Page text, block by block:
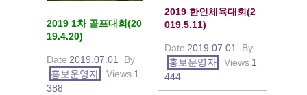
2019 한인체육대회(2
019.5.11)
Date 2019.07.01
By
홍보운영자
Views 1
444
2019 1차 골프대회(20
19.4.20)
Date 2019.07.01
By
홍보운영자
Views 1
388